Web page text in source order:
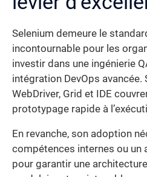
Selenium demeure le
incontournable pour les
investir dans une ingénierie
intégration DevOps
WebDriver, Grid et IDE
prototypage rapide à
En revanche, son adoption
compétences internes ou un
pour garantir une